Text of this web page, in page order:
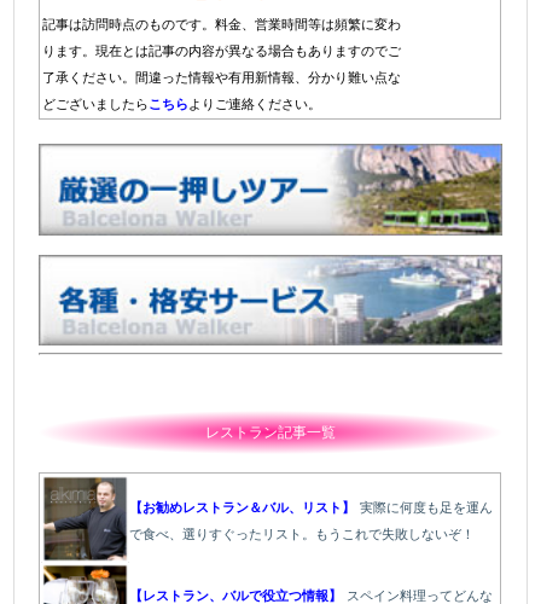
記事は訪問時点のものです。料金、営業時間等は頻繁に変わ
ります。現在とは記事の内容が異なる場合もありますのでご
了承ください。間違った情報や有用新情報、分かり難い点な
どございましたらこちら よりご連絡ください。
レストラン記事一覧
【お勧めレストラン＆バル、リスト】
実際に何度も足を運ん
で食べ、選りすぐったリスト。もうこれで失敗しないぞ！
【レストラン、バルで役立つ情報】
スペイン料理ってどんな